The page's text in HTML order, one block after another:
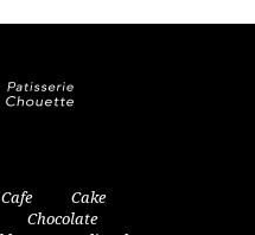
Cafe
Cake
Chocolate